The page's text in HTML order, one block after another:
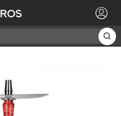
×
guardar productos en tu